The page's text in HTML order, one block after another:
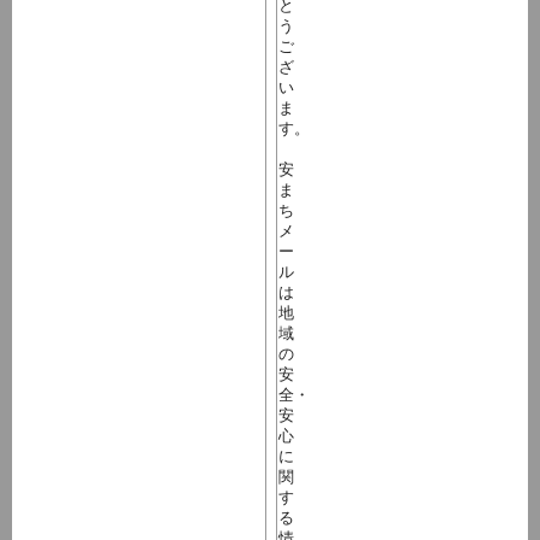
と
う
ご
ざ
い
ま
す。
安
ま
ち
メ
ー
ル
は
地
域
の
安
全・
安
心
に
関
す
る